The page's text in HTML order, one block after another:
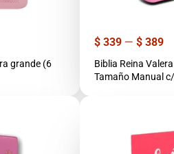
grande (6
Precio
$ 339 — $ 389
Biblia Reina Valera 1960
Tamaño Manual